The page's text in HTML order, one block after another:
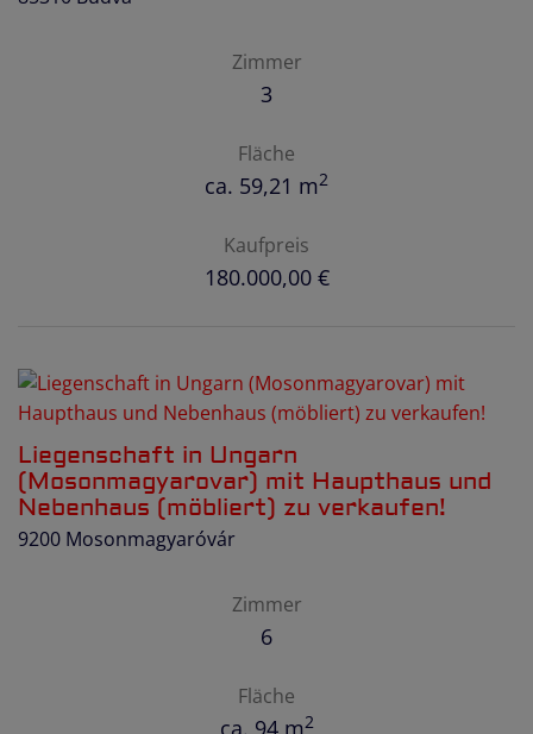
Zimmer
3
Fläche
ca. 59,21 m2
Kaufpreis
180.000,00 €
Liegenschaft in Ungarn
(Mosonmagyarovar) mit Haupthaus und
Nebenhaus (möbliert) zu verkaufen!
9200 Mosonmagyaróvár
Zimmer
6
Fläche
ca. 94 m2